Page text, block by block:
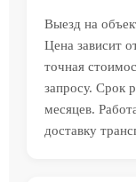
Выезд на
Цена зависит
точная
запросу. Срок
месяцев.
доставку